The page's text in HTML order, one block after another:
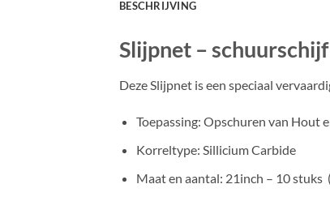
BESCHRIJVING
Slijpnet –
Deze Slijpnet is een speciaal
Toepassing: Opschuren van Hout
Korreltype: Sillicium Carbide
Maat en aantal: 21inch – 10 stuks